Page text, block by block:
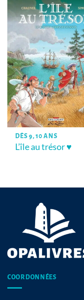
DÈS 9, 10 ANS
L’île au trésor ♥
COORDONNÉES